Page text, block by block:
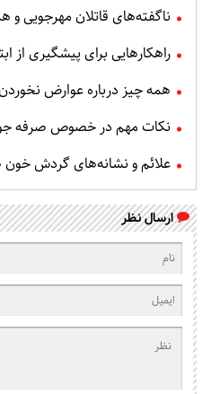
ناگفته‌های قاتلان
راهکارهایی برای پیشگیری از
همه چیز درباره عوارض
نکات مهم در خصوص صرفه
علائم و نشانه‌های گردش
ارسال نظر